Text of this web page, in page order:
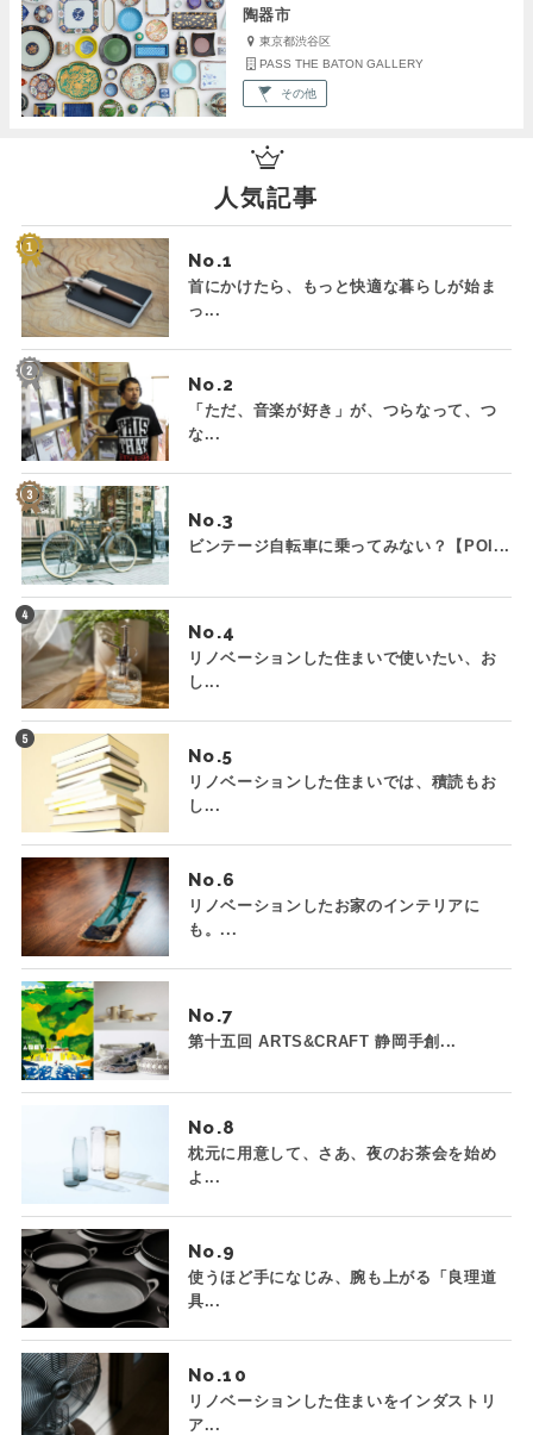
陶器市
東京都渋谷区
PASS THE BATON GALLERY
その他
人気記事
No.
首にかけたら、もっと快適な暮らしが始ま
っ...
No.
「ただ、音楽が好き」が、つらなって、つ
な...
No.
ビンテージ自転車に乗ってみない？【POI...
No.
リノベーションした住まいで使いたい、お
し...
No.
リノベーションした住まいでは、積読もお
し...
No.
リノベーションしたお家のインテリアに
も。...
No.
第十五回 ARTS&CRAFT 静岡手創...
No.
枕元に用意して、さあ、夜のお茶会を始め
よ...
No.
使うほど手になじみ、腕も上がる「良理道
具...
No.
リノベーションした住まいをインダストリ
ア...